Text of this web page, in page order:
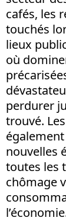
cafés, les
touchés
lieux
où
perdurer
trouvé.
nouvelles
toutes les
chômage